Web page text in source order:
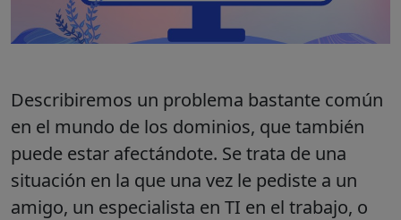
Describiremos un problema bastante común
en el mundo de los dominios, que también
puede estar afectándote. Se trata de una
situación en la que una vez le pediste a un
amigo, un especialista en TI en el trabajo, o